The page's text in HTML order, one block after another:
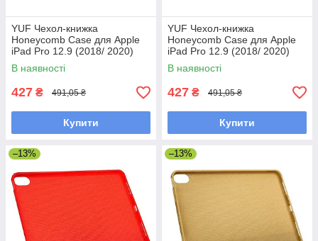
YUF Чехол-книжка
Honeycomb Case для Apple
iPad Pro 12.9 (2018/ 2020)
цвет 01 темно-синий
В наявності
427 ₴ 491,05 ₴
Купити
YUF Чехол-книжка
Honeycomb Case для Apple
iPad Pro 12.9 (2018/ 2020)
цвет 09 черный
В наявності
427 ₴ 491,05 ₴
Купити
–13% –13%